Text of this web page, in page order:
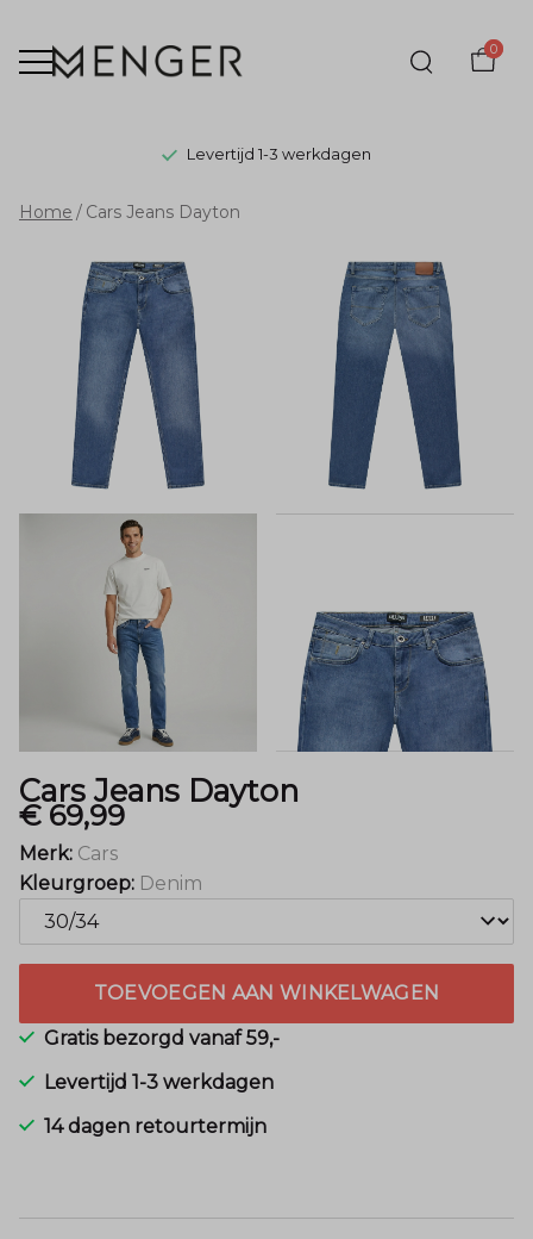
0
Levertijd 1-3 werkdagen
Cars
Jeans
Dayton
Menger
Mode
Home Cars Jeans Dayton
Cars Jeans Dayton
€ 69,99
Merk: Cars
Kleurgroep: Denim
TOEVOEGEN AAN WINKELWAGEN
Gratis bezorgd vanaf 59,-
Levertijd 1-3 werkdagen
14 dagen retourtermijn